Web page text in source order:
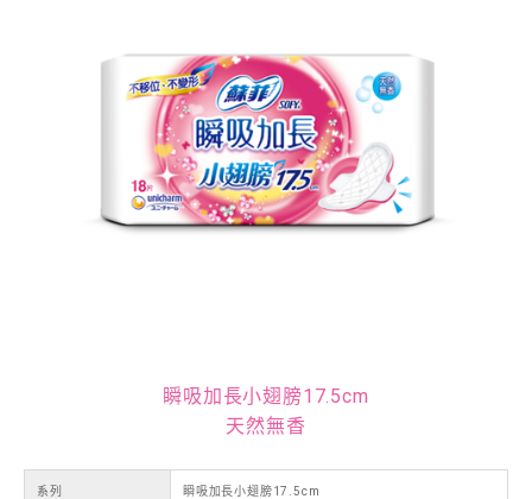
瞬吸加長小翅膀17.5cm
天然無香
系列 瞬吸加長小翅膀17.5cm